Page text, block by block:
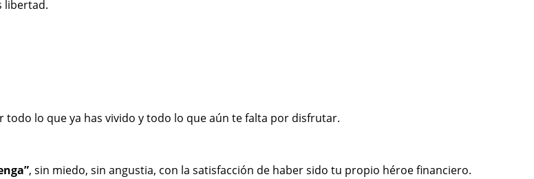
libertad.
lo que ya has vivido y todo lo que aún te falta por disfrutar.
, sin miedo, sin angustia, con la satisfacción de haber sido tu propio héroe financiero.